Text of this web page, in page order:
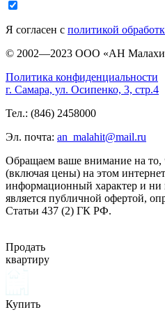
Я согласен с политикой
© 2002—2023 ООО «АН
Политика конфиденциальности
г. Самара, ул. Осипенко, 3, стр.4
Тел.: (846) 2458000
Эл. почта: an_malahit@mail.ru
Обращаем ваше внимание на то,
(включая цены) на этом
информационный характер и ни
является публичной офертой,
Статьи 437 (2) ГК РФ.
Продать
квартиру
Купить